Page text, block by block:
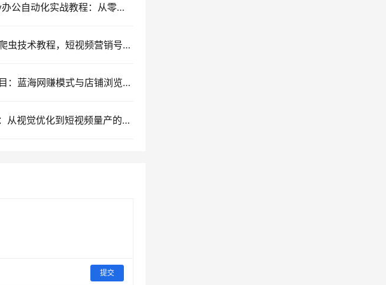
腾讯AI龙虾WorkBuddy办公自动化实战教程：从零基础数字员工部署到AI高效办公全场景指南
抖音非卡注册免核对免爬虫技术教程，短视频营销号批量搭建与SEO实战指南
苏宁全自动采集挂机项目：蓝海网赚模式与店铺浏览权重推广实操揭秘
即梦AI电商运营实战课：从视觉优化到短视频量产的一站式图文视频文案解决方案
提交